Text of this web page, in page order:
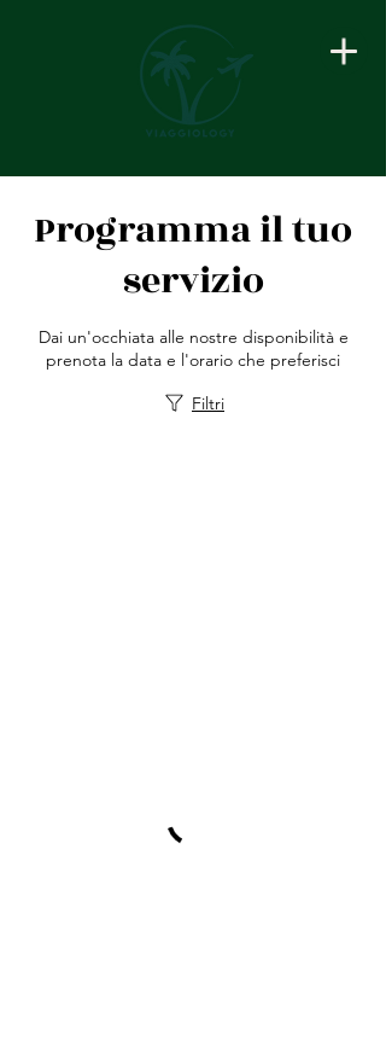
Programma il tuo
servizio
Dai un'occhiata alle nostre disponibilità e
prenota la data e l'orario che preferisci
Filtri